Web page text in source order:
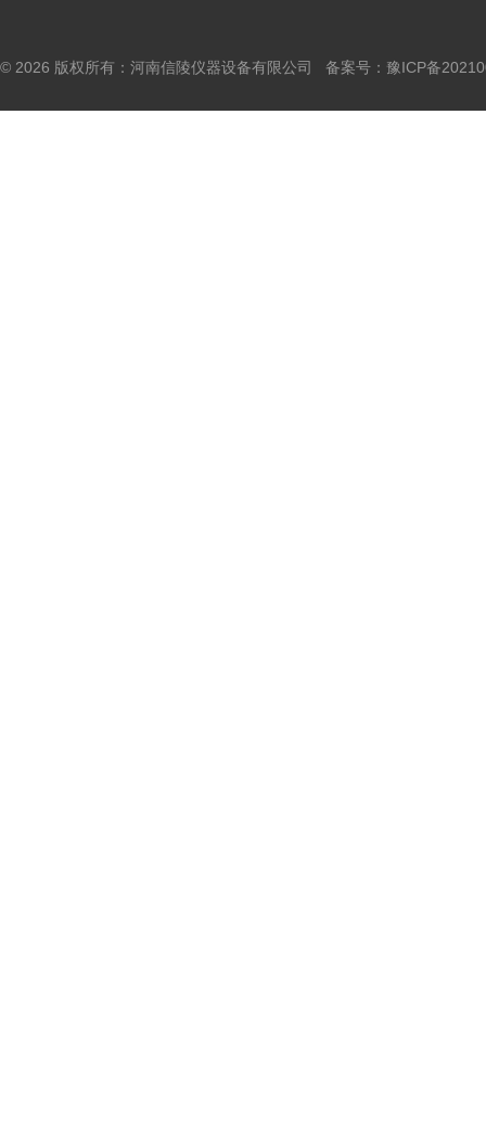
© 2026 版权所有：河南信陵仪器设备有限公司 备案号： 豫ICP备